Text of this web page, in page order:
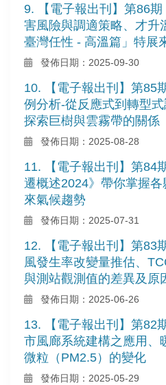
9. 【電子報出刊】第86
害風險與調適策略、才升
臺灣任性 - 高溫篇」特展
發佈日期：2025-09-30
10. 【電子報出刊】第85
例分析-從反應式到轉型
探索巨樹與雲霧帶的關係
發佈日期：2025-08-28
11. 【電子報出刊】第84
遷概述2024》帶你掌握
來氣候趨勢
發佈日期：2025-07-31
12. 【電子報出刊】第83
風發生率改變量推估、
與測站觀測值的差異及原
發佈日期：2025-06-26
13. 【電子報出刊】第82
市風廊系統建構之應用、
微粒（PM2.5）的變化
發佈日期：2025-05-29